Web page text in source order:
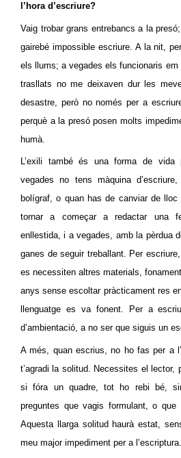
l’hora d’escriure?
Vaig trobar grans entrebancs a la
gairebé impossible escriure. A la nit,
els llums; a vegades els funcionaris em
trasllats no me deixaven dur les
desastre, però no només per a
perquè a la presó posen molts
humà.
L’exili també és una forma de vida
vegades no tens màquina
bolígraf, o quan has de canviar de
tornar a começar a redactar una
enllestida, i a vegades, amb la pèrdua
ganes de seguir treballant. Per
es necessiten altres materials,
anys sense escoltar pràcticament res
llenguatge es va fonent. Per a
d’ambientació, a no ser que siguis un
A més, quan escrius, no ho fas per a
t’agradi la solitud. Necessites el lector,
si fóra un quadre, tot ho rebi bé,
preguntes que vagis formulant, o
Aquesta llarga solitud haurà estat,
meu major impediment per a l’escriptura.